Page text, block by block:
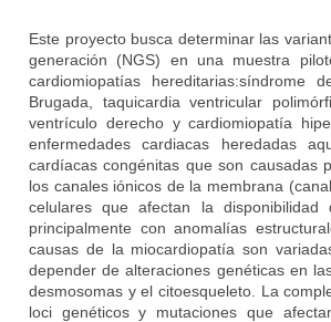
Este proyecto busca determinar las
generación (NGS) en una muestra
cardiomiopatías
Brugada, taquicardia ventricular
ventrículo derecho y cardiomiopatía
enfermedades cardiacas heredadas
cardíacas congénitas que son causadas
los canales iónicos de la membrana
celulares que afectan la
principalmente con anomalías
causas de la miocardiopatía son
depender de alteraciones genéticas en
desmosomas y el citoesqueleto. La
loci genéticos y mutaciones que